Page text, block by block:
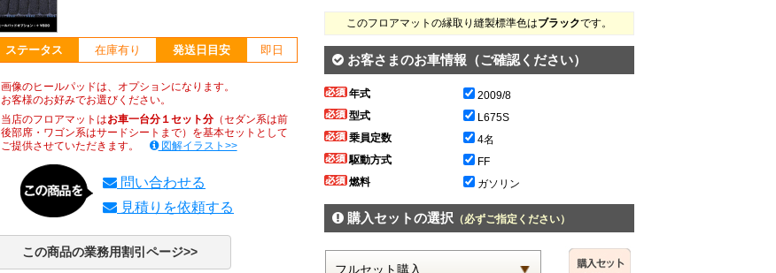
ステータス 在庫有り 発送日目安 即日
画像のヒールパッドは、オプションになります。
お客様のお好みでお選びください。
当店のフロアマットはお車一台分１セット分（セダン系は前
後部席・ワゴン系はサードシートまで）を基本セットとして
ご提供させていただきます。
図解イラスト>>
問い合わせる
見積りを依頼する
この商品の業務用割引ページ>>
このフロアマットの縁取り縫製標準色はブラックです。
お客さまのお車情報（ご確認ください）
年式
2009/8
型式
L675S
乗員定数
4名
駆動方式
FF
燃料
ガソリン
購入セットの選択（必ずご指定ください）